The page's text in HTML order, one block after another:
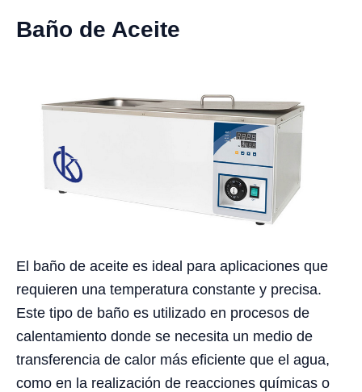
Baño de Aceite
El baño de aceite es ideal para aplicaciones que
requieren una temperatura constante y precisa.
Este tipo de baño es utilizado en procesos de
calentamiento donde se necesita un medio de
transferencia de calor más eficiente que el agua,
como en la realización de reacciones químicas o